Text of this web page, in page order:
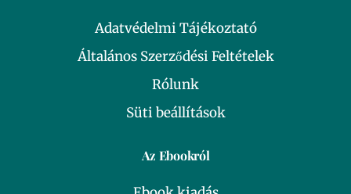
Adatvédelmi Tájékoztató
Általános Szerződési Feltételek
Rólunk
Süti beállítások
Az Ebookról